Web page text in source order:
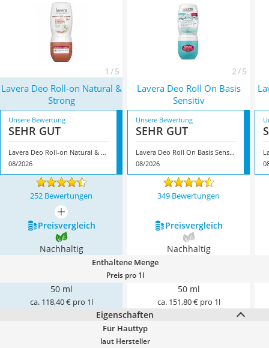
für eine zusätzliche Duftnote. Überzeugt hat uns hier im
August 2026 besonders das Modell
Lavera Deo Roll-on
Natural & Strong
mit seinen Eigenschaften.
1 / 5 2 / 5
Lavera Deo Roll-on Natural &
Strong
Lavera Deo Roll On Basis
Sensitiv
Unsere Bewertung
SEHR GUT
Lavera Deo Roll-on Natural & Strong
08/2026
Unsere Bewertung
SEHR GUT
Lavera Deo Roll On Basis Sensitiv
08/2026
252 Bewertungen 349 Bewertungen
mehr anzeigen
Preis­vergleich
Preis­vergleich
Nachhaltig Nachhaltig
Enthaltene Menge
Preis pro 1l
50 ml
ca. 118,40 € pro 1l
50 ml
ca. 151,80 € pro 1l
Eigenschaften
Für Hauttyp
laut Hersteller